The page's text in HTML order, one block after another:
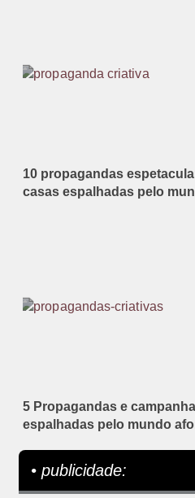
10 propagandas
casas espalhadas pelo
5 Propagandas e
espalhadas pelo mundo
• publicidade: